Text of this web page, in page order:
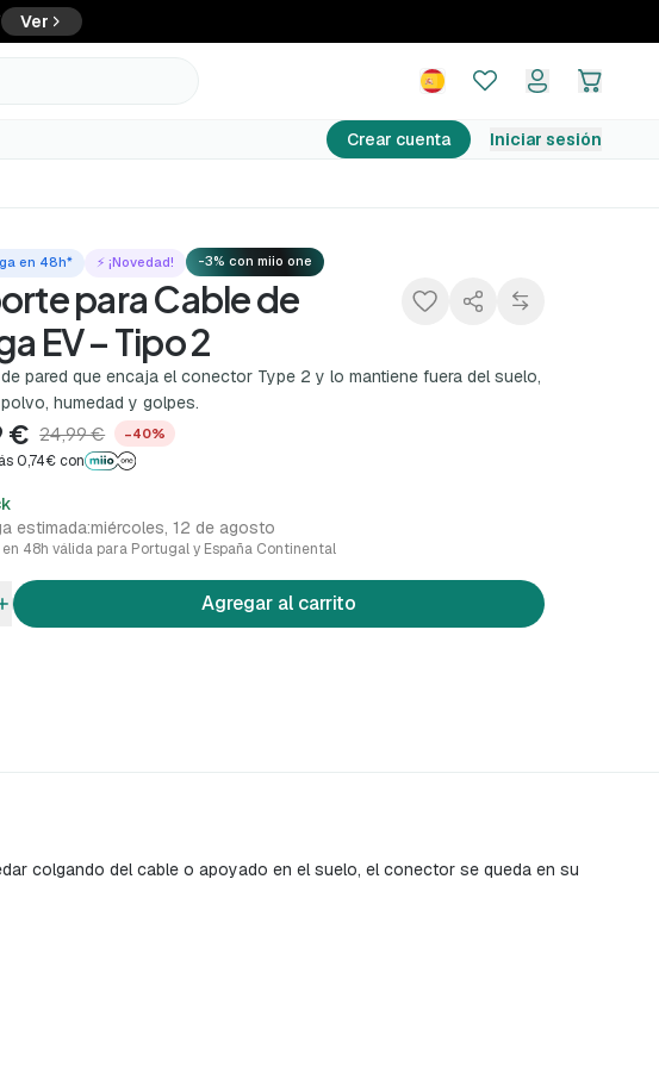
Ver
Crear cuenta Iniciar sesión
Agregar al carrito
en 48h* ⚡ ¡Novedad! -3% con miio one
para Cable de
EV – Tipo 2
pared que encaja el conector Type 2 y lo mantiene fuera del suelo,
humedad y golpes.
€ 24,99 € −40%
0,74€ con
estimada:miércoles, 12 de agosto
48h válida para Portugal y España Continental
Agregar al carrito
colgando del cable o apoyado en el suelo, el conector se queda en su